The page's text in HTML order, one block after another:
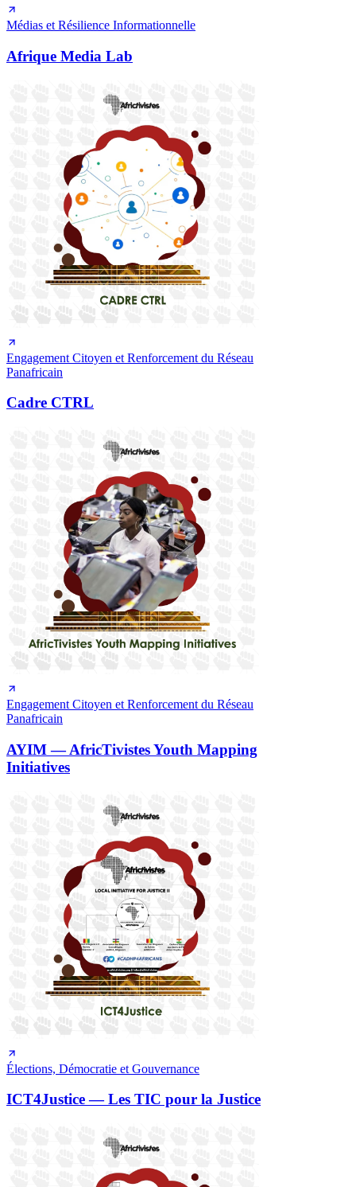
Médias et Résilience Informationnelle
Afrique Media Lab
Engagement Citoyen et Renforcement du Réseau
Panafricain
Cadre CTRL
Engagement Citoyen et Renforcement du Réseau
Panafricain
AYIM — AfricTivistes Youth Mapping
Initiatives
Élections, Démocratie et Gouvernance
ICT4Justice — Les TIC pour la Justice